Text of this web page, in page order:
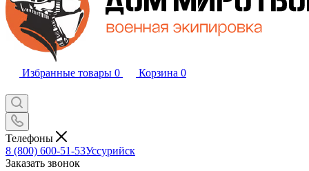
Избранные товары 0 Корзина 0
Телефоны
8 (800) 600-51-53Уссурийск
Заказать звонок